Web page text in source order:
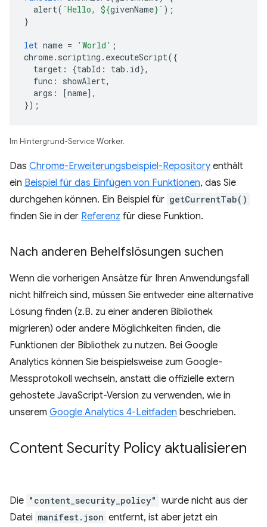
alert( `Hello, ${givenName} ` );
}
let name = 'World' ;
chrome. scripting . executeScript({
target : {tabId : tab . id},
func : showAlert,
args : [name],
});
Im Hintergrund-Service Worker.
Das Chrome-Erweiterungsbeispiel-Repository enthält
ein Beispiel für das Einfügen von Funktionen, das Sie
durchgehen können. Ein Beispiel für getCurrentTab()
finden Sie in der Referenz für diese Funktion.
Nach anderen Behelfslösungen suchen
Wenn die vorherigen Ansätze für Ihren Anwendungsfall
nicht hilfreich sind, müssen Sie entweder eine alternative
Lösung finden (z.B. zu einer anderen Bibliothek
migrieren) oder andere Möglichkeiten finden, die
Funktionen der Bibliothek zu nutzen. Bei Google
Analytics können Sie beispielsweise zum Google-
Messprotokoll wechseln, anstatt die offizielle extern
gehostete JavaScript-Version zu verwenden, wie in
unserem Google Analytics 4-Leitfaden beschrieben.
Content Security Policy aktualisieren
Die "content_security_policy" wurde nicht aus der
Datei manifest.json entfernt, ist aber jetzt ein